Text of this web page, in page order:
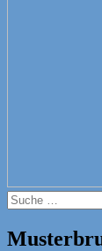
Suche
nach: